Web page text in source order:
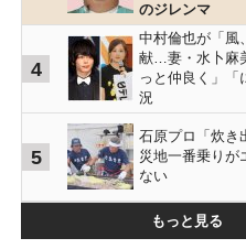
のジレンマ
4
中村倫也が「風
献…妻・水卜麻
っと仲良く」「
況
5
石原プロ「炊き
災地一番乗りが
ない
もっと見る